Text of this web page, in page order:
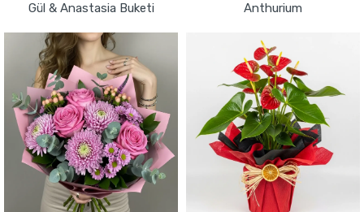
Gül & Anastasia Buketi
Anthurium